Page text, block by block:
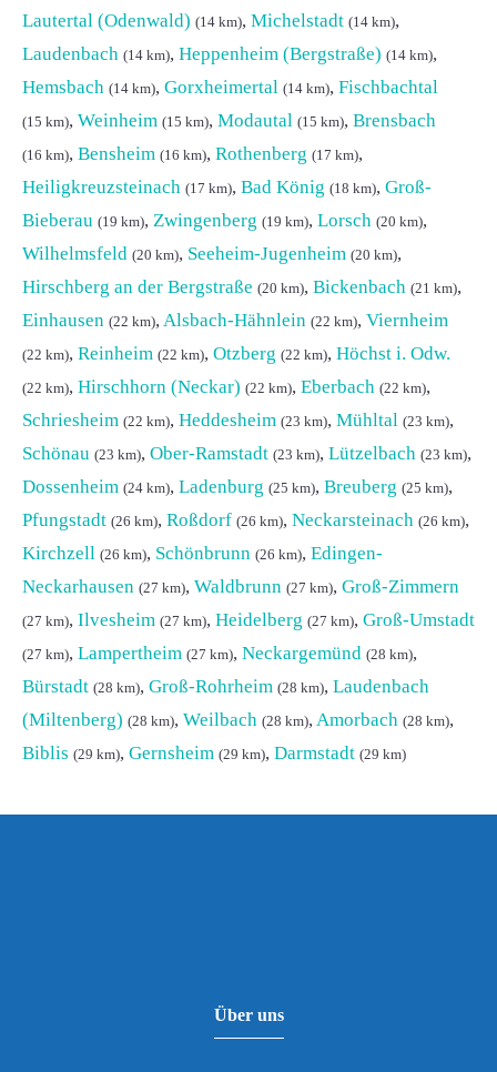
Lautertal (Odenwald) (14 km), Michelstadt (14 km),
Laudenbach (14 km), Heppenheim (Bergstraße) (14 km),
Hemsbach (14 km), Gorxheimertal (14 km), Fischbachtal
(15 km), Weinheim (15 km), Modautal (15 km), Brensbach
(16 km), Bensheim (16 km), Rothenberg (17 km),
Heiligkreuzsteinach (17 km), Bad König (18 km), Groß-
Bieberau (19 km), Zwingenberg (19 km), Lorsch (20 km),
Wilhelmsfeld (20 km), Seeheim-Jugenheim (20 km),
Hirschberg an der Bergstraße (20 km), Bickenbach (21 km),
Einhausen (22 km), Alsbach-Hähnlein (22 km), Viernheim
(22 km), Reinheim (22 km), Otzberg (22 km), Höchst i. Odw.
(22 km), Hirschhorn (Neckar) (22 km), Eberbach (22 km),
Schriesheim (22 km), Heddesheim (23 km), Mühltal (23 km),
Schönau (23 km), Ober-Ramstadt (23 km), Lützelbach (23 km),
Dossenheim (24 km), Ladenburg (25 km), Breuberg (25 km),
Pfungstadt (26 km), Roßdorf (26 km), Neckarsteinach (26 km),
Kirchzell (26 km), Schönbrunn (26 km), Edingen-
Neckarhausen (27 km), Waldbrunn (27 km), Groß-Zimmern
(27 km), Ilvesheim (27 km), Heidelberg (27 km), Groß-Umstadt
(27 km), Lampertheim (27 km), Neckargemünd (28 km),
Bürstadt (28 km), Groß-Rohrheim (28 km), Laudenbach
(Miltenberg) (28 km), Weilbach (28 km), Amorbach (28 km),
Biblis (29 km), Gernsheim (29 km), Darmstadt (29 km)
Über uns